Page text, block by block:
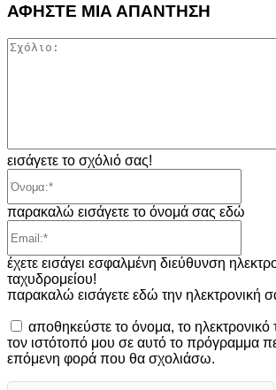
ΑΦΗΣΤΕ ΜΙΑ ΑΠΑΝΤΗΣΗ
εισάγετε το σχόλιό σας!
παρακαλώ εισάγετε το όνομά σας εδώ
έχετε εισάγει εσφαλμένη διεύθυνση
ταχυδρομείου!
παρακαλώ εισάγετε εδώ την ηλεκτρονική
αποθηκεύστε το όνομα, το ηλεκτρονικό
τον ιστότοπό μου σε αυτό το πρόγραμμα
επόμενη φορά που θα σχολιάσω.